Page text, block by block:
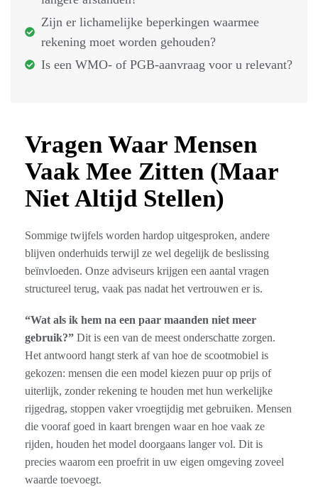
Zijn er lichamelijke beperkingen waarmee
rekening moet worden gehouden?
Is een WMO- of PGB-aanvraag voor u relevant?
Vragen Waar Mensen
Vaak Mee Zitten (Maar
Niet Altijd Stellen)
Sommige twijfels worden hardop uitgesproken, andere
blijven onderhuids terwijl ze wel degelijk de beslissing
beïnvloeden. Onze adviseurs krijgen een aantal vragen
structureel terug, vaak pas nadat het vertrouwen er is.
“Wat als ik hem na een paar maanden niet meer
gebruik?” Dit is een van de meest onderschatte zorgen.
Het antwoord hangt sterk af van hoe de scootmobiel is
gekozen: mensen die een model kiezen puur op prijs of
uiterlijk, zonder rekening te houden met hun werkelijke
rijgedrag, stoppen vaker vroegtijdig met gebruiken. Mensen
die vooraf goed in kaart brengen waar en hoe vaak ze
rijden, houden het model doorgaans langer vol. Dit is
precies waarom een proefrit in uw eigen omgeving zoveel
waarde toevoegt.